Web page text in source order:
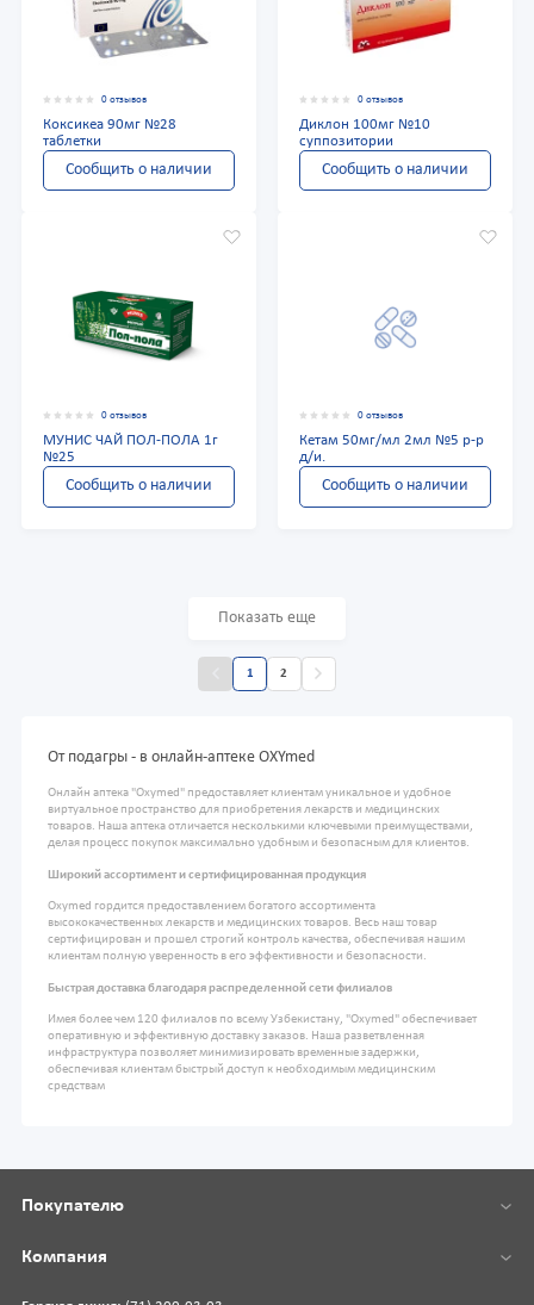
0 отзывов
Коксикеа 90мг №28
таблетки
Сообщить о наличии
0 отзывов
Диклон 100мг №10
суппозитории
Сообщить о наличии
0 отзывов
МУНИС ЧАЙ ПОЛ-ПОЛА 1г
№25
Сообщить о наличии
0 отзывов
Кетам 50мг/мл 2мл №5 р-р
д/и.
Сообщить о наличии
Показать еще
1 2
От подагры - в онлайн-аптеке OXYmed
Онлайн аптека "Oxymed" предоставляет клиентам уникальное и удобное
виртуальное пространство для приобретения лекарств и медицинских
товаров. Наша аптека отличается несколькими ключевыми преимуществами,
делая процесс покупок максимально удобным и безопасным для клиентов.
Широкий ассортимент и сертифицированная продукция
Oxymed гордится предоставлением богатого ассортимента
высококачественных лекарств и медицинских товаров. Весь наш товар
сертифицирован и прошел строгий контроль качества, обеспечивая нашим
клиентам полную уверенность в его эффективности и безопасности.
Быстрая доставка благодаря распределенной сети филиалов
Имея более чем 120 филиалов по всему Узбекистану, "Oxymed" обеспечивает
оперативную и эффективную доставку заказов. Наша разветвленная
инфраструктура позволяет минимизировать временные задержки,
обеспечивая клиентам быстрый доступ к необходимым медицинским
средствам
Покупателю
Компания